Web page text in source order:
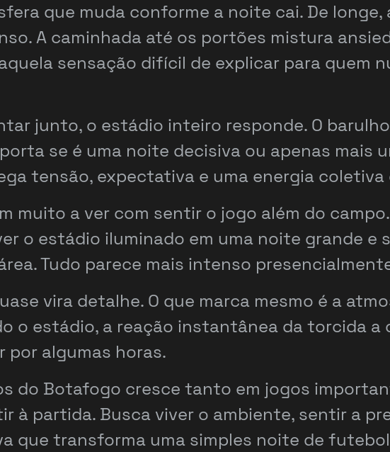
que muda conforme a noite cai. De longe,
A caminhada até os portões mistura
sensação difícil de explicar para quem
junto, o estádio inteiro responde. O
se é uma noite decisiva ou apenas mais
tensão, expectativa e uma energia coletiva
muito a ver com sentir o jogo além do
o estádio iluminado em uma noite grande e
Tudo parece mais intenso
vira detalhe. O que marca mesmo é a
o estádio, a reação instantânea da torcida a
algumas horas.
do Botafogo cresce tanto em jogos
à partida. Busca viver o ambiente, sentir a
que transforma uma simples noite de